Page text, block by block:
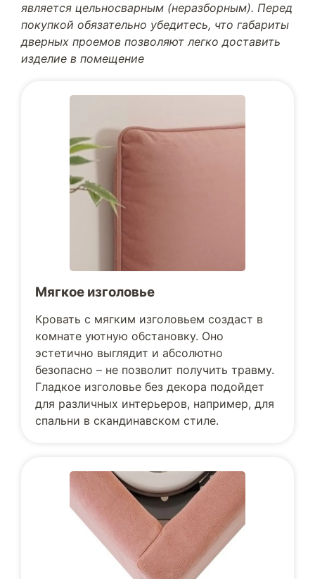
является цельносварным (неразборным). Перед
покупкой обязательно убедитесь, что габариты
дверных проемов позволяют легко доставить
изделие в помещение
Мягкое изголовье
Кровать с мягким изголовьем создаст в
комнате уютную обстановку. Оно
эстетично выглядит и абсолютно
безопасно – не позволит получить травму.
Гладкое изголовье без декора подойдет
для различных интерьеров, например, для
спальни в скандинавском стиле.